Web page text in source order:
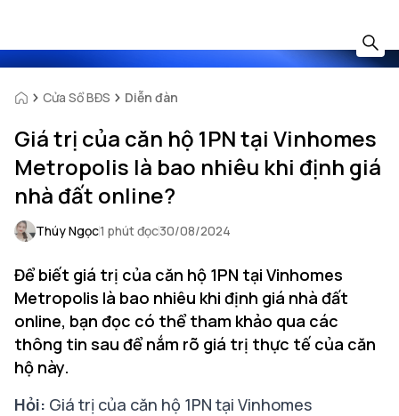
Cửa Sổ BĐS Diễn đàn
Giá trị của căn hộ 1PN tại Vinhomes
Metropolis là bao nhiêu khi định giá
nhà đất online?
Thúy Ngọc1 phút đọc30/08/2024
Để biết giá trị của căn hộ 1PN tại Vinhomes
Metropolis là bao nhiêu khi định giá nhà đất
online, bạn đọc có thể tham khảo qua các
thông tin sau để nắm rõ giá trị thực tế của căn
hộ này.
Hỏi: Giá trị của căn hộ 1PN tại Vinhomes